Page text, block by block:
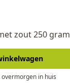
zout 250 gram
in huis